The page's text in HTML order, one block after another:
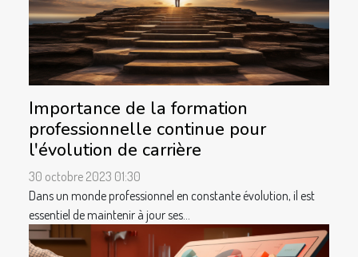
Importance de la formation
professionnelle continue pour
l'évolution de carrière
30 octobre 2023 01:30
Dans un monde professionnel en constante évolution, il est
essentiel de maintenir à jour ses...